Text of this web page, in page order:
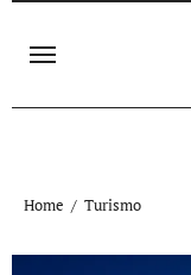
Home Turismo